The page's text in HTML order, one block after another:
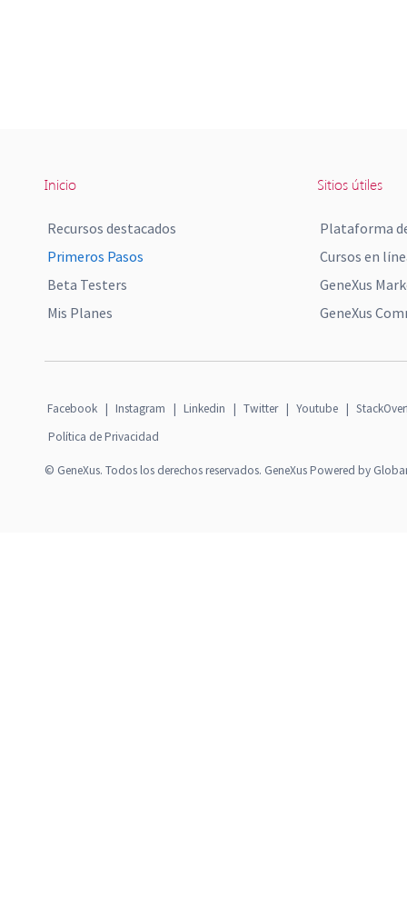
Inicio
Recursos destacados
Primeros Pasos
Beta Testers
Mis Planes
Sitios útiles
Plataforma
Cursos en
GeneXus
GeneXus
Facebook | Instagram | Linkedin | Twitter | Youtube |
Política de Privacidad
© GeneXus. Todos los derechos reservados. GeneXus Powered by